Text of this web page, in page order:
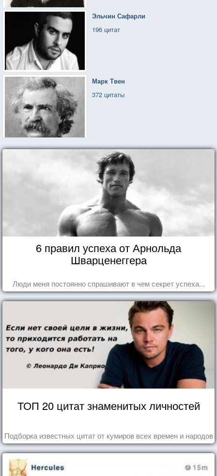
Эльчин Сафарли
196 цитат
Марк Твен
372 цитаты
6 правил успеха от Арнольда
Шварценеггера
Люди меня постоянно спрашивают в чем секрет успеха...
ТОП 20 цитат знаменитых личностей
Подборка известных цитат от кумиров всех времен и народов